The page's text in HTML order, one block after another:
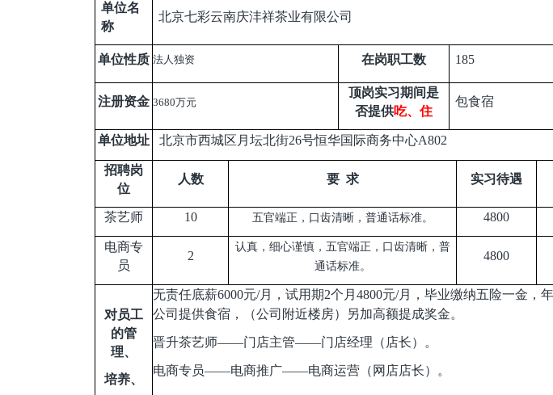
单位名
称
北京七彩云南庆沣祥茶业有限公司
单位性质 法人独资 在岗职工数 185
注册资金 3680万元
顶岗实习期间是
否提供吃、住
包食宿
单位地址 北京市西城区月坛北街26号恒华国际商务中心A802
招聘岗
位
人数 要 求 实习待遇
茶艺师 10 五官端正，口齿清晰，普通话标准。 4800
电商专
员
2
认真，细心谨慎，五官端正，口齿清晰，普
通话标准。
4800
对员工
的管
理、
培养、
无责任底薪6000元/月，试用期2个月4800元/月，毕业缴纳五险一金，
公司提供食宿，（公司附近楼房）另加高额提成奖金。
晋升茶艺师——门店主管——门店经理（店长）。
电商专员——电商推广——电商运营（网店店长）。